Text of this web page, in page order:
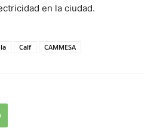
en la ciudad.
Calf CAMMESA